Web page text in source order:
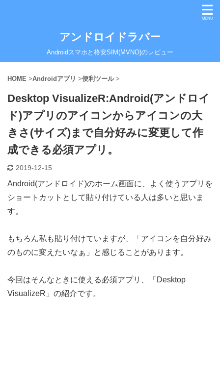
アンドロイドラバー
Androidスマホと格安SIM(MVNO)のレビュー
HOME >Androidアプリ >便利ツール >
Desktop VisualizeR:Android(アンドロイ
ド)アプリのアイコンからアイコンの大
きさ(サイズ)まで自分好みに変更して作
成できる必須アプリ。
2019-12-15
Android(アンドロイド)のホーム画面に、よく使うアプリを
ショートカットとして貼り付けている人は多いと思いま
す。
もちろん私も貼り付けていますが、「アイコンを自分好み
のものに変えたいなぁ」と感じることがあります。
今回はそんなときに使える必須アプリ、「Desktop
VisualizeR」の紹介です。